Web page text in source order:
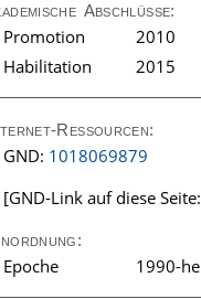
Abschlüsse:
Promotion 2010
Habilitation
2015
Ressourcen:
GND: 1018069879
[GND-Link auf diese Seite:
Epoche 1990-